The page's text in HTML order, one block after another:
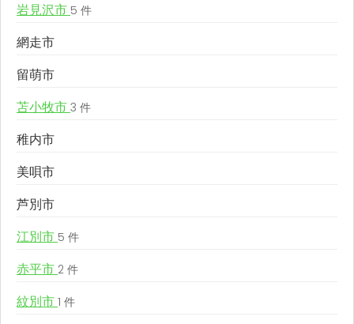
岩見沢市 5 件
網走市
留萌市
苫小牧市 3 件
稚内市
美唄市
芦別市
江別市 5 件
赤平市 2 件
紋別市 1 件